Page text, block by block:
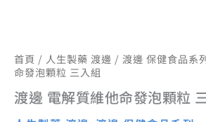
首頁 / 人生製藥 渡邊 / 渡邊 保健食品系
命發泡顆粒 三入組
渡邊 電解質維他命發泡顆粒